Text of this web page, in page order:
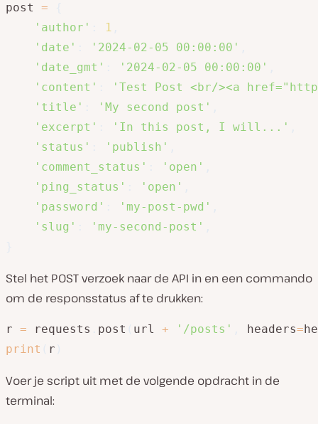
post =
'author'
1
'date'
'2024-02-05 00:00:00'
'date_gmt'
'2024-02-05 00:00:00'
'content'
'Test Post <br/><a
'title'
'My second post'
'excerpt'
'In this post, I will...'
'status'
'publish'
'comment_status'
'open'
'ping_status'
'open'
'password'
'my-post-pwd'
'slug'
'my-second-post'
Stel het POST verzoek naar de API in en een commando
om de responsstatus af te drukken:
r = requests post url + '/posts' headers=
print
r
Voer je script uit met de volgende opdracht in de
terminal: